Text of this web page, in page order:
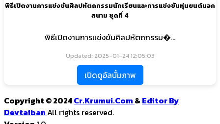
พิธีเปิดงานการแข่งขันศิลปหัตถกรรมนักเรียนและการแข่งขันหุ่นยนต์นอก
สนาม ชุดที่ 4
พิธีเปิดงานการแข่งขันศิลปหัตถกรรม�...
Updated: 2025-01-24 12:05:03
เปิดดูอัลบั้มภาพ
Copyright © 2024Cr.Krumui.Com & Editor By
DevtaibanAll rights reserved.